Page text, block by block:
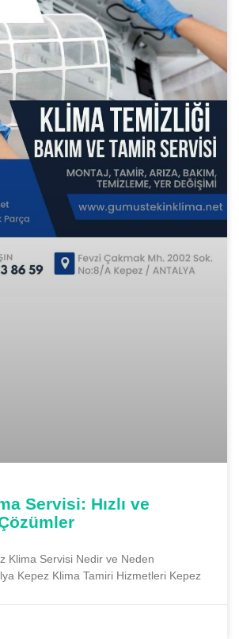
Servisi: Hızlı ve
Klima Servisi Nedir ve Neden
Kepez Klima Tamiri Hizmetleri Kepez